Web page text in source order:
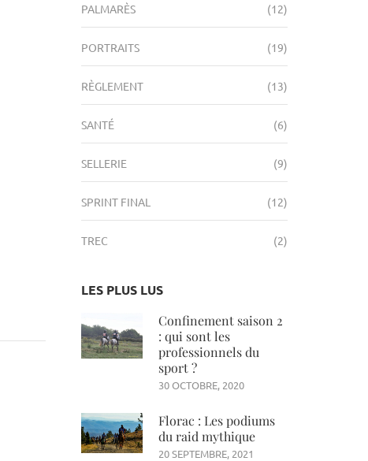
PALMARÈS (12)
PORTRAITS (19)
RÈGLEMENT (13)
SANTÉ (6)
SELLERIE (9)
SPRINT FINAL (12)
TREC (2)
LES PLUS LUS
Confinement saison 2
: qui sont les
professionnels du
sport ?
30 OCTOBRE, 2020
Florac : Les podiums
du raid mythique
20 SEPTEMBRE, 2021